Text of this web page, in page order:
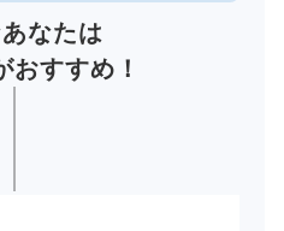
なたは
おすすめ！